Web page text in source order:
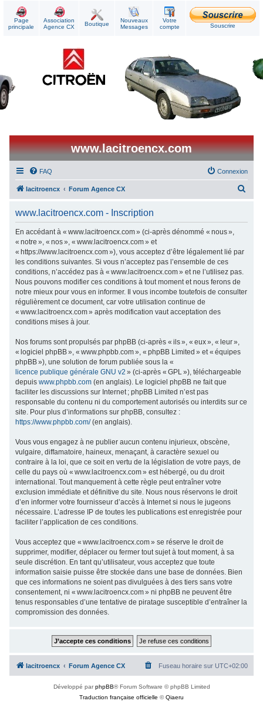
Page
principale
Association
Agence CX
Boutique
Nouveaux
Messages
Votre
compte
Souscrire
www.lacitroencx.com
FAQ Connexion
lacitroencx Forum Agence CX
www.lacitroencx.com - Inscription
En accédant à « www.lacitroencx.com » (ci-après dénommé « nous »,
« notre », « nos », « www.lacitroencx.com » et
« https://www.lacitroencx.com »), vous acceptez d’être légalement lié par
les conditions suivantes. Si vous n’acceptez pas l’ensemble de ces
conditions, n’accédez pas à « www.lacitroencx.com » et ne l’utilisez pas.
Nous pouvons modifier ces conditions à tout moment et nous ferons de
notre mieux pour vous en informer. Il vous incombe toutefois de consulter
régulièrement ce document, car votre utilisation continue de
« www.lacitroencx.com » après modification vaut acceptation des
conditions mises à jour.
Nos forums sont propulsés par phpBB (ci-après « ils », « eux », « leur »,
« logiciel phpBB », « www.phpbb.com », « phpBB Limited » et « équipes
phpBB »), une solution de forum publiée sous la «
licence publique générale GNU v2 » (ci-après « GPL »), téléchargeable
depuiswww.phpbb.com (en anglais). Le logiciel phpBB ne fait que
faciliter les discussions sur Internet ; phpBB Limited n’est pas
responsable du contenu ni du comportement autorisés ou interdits sur ce
site. Pour plus d’informations sur phpBB, consultez :
https://www.phpbb.com/(en anglais).
Vous vous engagez à ne publier aucun contenu injurieux, obscène,
vulgaire, diffamatoire, haineux, menaçant, à caractère sexuel ou
contraire à la loi, que ce soit en vertu de la législation de votre pays, de
celle du pays où « www.lacitroencx.com » est hébergé, ou du droit
international. Tout manquement à cette règle peut entraîner votre
exclusion immédiate et définitive du site. Nous nous réservons le droit
d’en informer votre fournisseur d’accès à Internet si nous le jugeons
nécessaire. L’adresse IP de toutes les publications est enregistrée pour
faciliter l’application de ces conditions.
Vous acceptez que « www.lacitroencx.com » se réserve le droit de
supprimer, modifier, déplacer ou fermer tout sujet à tout moment, à sa
seule discrétion. En tant qu’utilisateur, vous acceptez que toute
information saisie puisse être stockée dans une base de données. Bien
que ces informations ne soient pas divulguées à des tiers sans votre
consentement, ni « www.lacitroencx.com » ni phpBB ne peuvent être
tenus responsables d’une tentative de piratage susceptible d’entraîner la
compromission des données.
lacitroencx Forum Agence CX Fuseau horaire sur UTC+02:00
Développé parphpBB® Forum Software © phpBB Limited
Traduction française officielle ©Qiaeru